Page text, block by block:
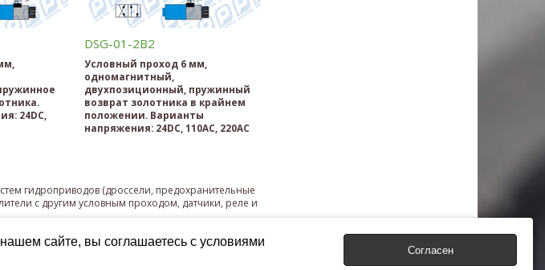
24DC,
DSG-01-2B2
Условный проход 6 мм,
одномагнитный,
двухпозиционный, пружинный
возврат золотника в крайнем
положении. Варианты
напряжения: 24DC, 110AC, 220AC
гидроприводов (дроссели, предохранительные
с другим условным проходом, датчики, реле и
сайте, вы соглашаетесь с условиями
Согласен